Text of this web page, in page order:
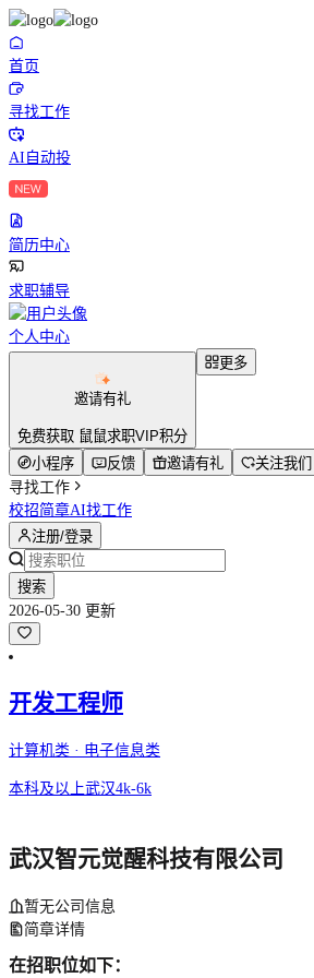
首页
寻找工作
AI自动投
简历中心
求职辅导
个人中心
邀请有礼
免费获取 鼠鼠求职VIP积分
更多
小程序 反馈 邀请有礼
关注我们
寻找工作
校招简章AI找工作
注册/登录
搜索
2026-05-30 更新
开发工程师
计算机类 · 电子信息类
本科及以上武汉4k-6k
武汉智元觉醒科技有限公司
暂无公司信息
简章详情
在招职位如下：